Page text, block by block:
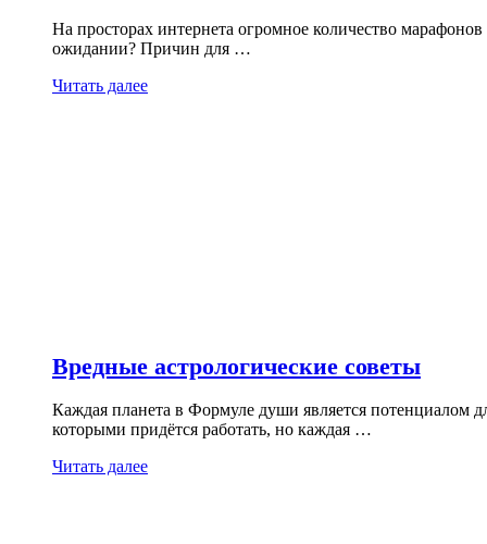
На просторах интернета огромное количество
ожидании? Причин для …
Читать далее
Вредные астрологические советы
Каждая планета в Формуле души является потенциалом
которыми придётся работать, но каждая …
Читать далее